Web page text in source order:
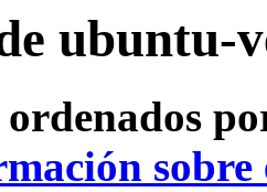
ubuntu-
ordenados
sobre